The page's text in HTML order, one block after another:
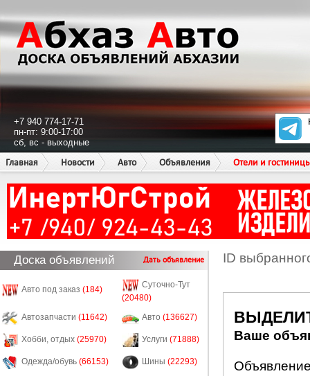
+7 940 774-17-71
пн-пт: 9:00-17:00
сб, вс - выходные
Главная
Новости Авто Объявления Отели и
Доска объявлений Дать объявление
Авто под заказ (184)
Суточно-Тут
(20480)
Автозапчасти (11642) Авто (136627)
Хобби, отдых (25970) Услуги (71888)
Одежда/обувь (66153) Шины (22293)
ID
Ваше